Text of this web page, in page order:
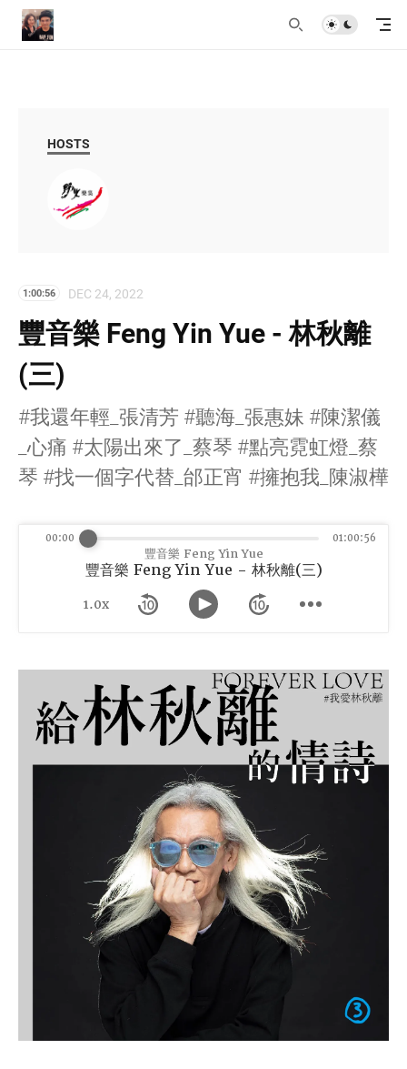
HOSTS
1:00:56 DEC 24, 2022
豐音樂 Feng Yin Yue - 林秋離
(三)
#我還年輕_張清芳 #聽海_張惠妹 #陳潔儀
_心痛 #太陽出來了_蔡琴 #點亮霓虹燈_蔡
琴 #找一個字代替_邰正宵 #擁抱我_陳淑樺
豐音樂 Feng Yin Yue
豐音樂 Feng Yin Yue - 林秋離(三)
1.0x
00:00 01:00:56